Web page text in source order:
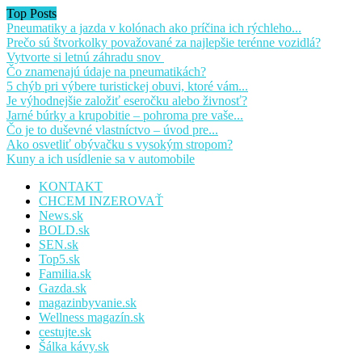
Top Posts
Pneumatiky a jazda v kolónach ako príčina ich rýchleho...
Prečo sú štvorkolky považované za najlepšie terénne vozidlá?
Vytvorte si letnú záhradu snov
Čo znamenajú údaje na pneumatikách?
5 chýb pri výbere turistickej obuvi, ktoré vám...
Je výhodnejšie založiť eseročku alebo živnosť?
Jarné búrky a krupobitie – pohroma pre vaše...
Čo je to duševné vlastníctvo – úvod pre...
Ako osvetliť obývačku s vysokým stropom?
Kuny a ich usídlenie sa v automobile
KONTAKT
CHCEM INZEROVAŤ
News.sk
BOLD.sk
SEN.sk
Top5.sk
Familia.sk
Gazda.sk
magazinbyvanie.sk
Wellness magazín.sk
cestujte.sk
Šálka kávy.sk